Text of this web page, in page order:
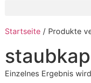
Startseite / Produkte
Einzelnes Ergebnis